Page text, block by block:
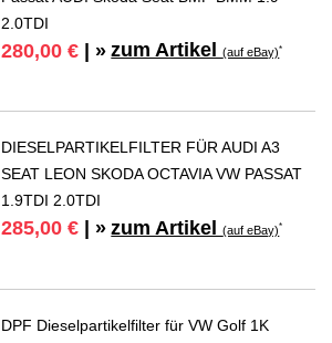
2.0TDI
280,00 € | » zum Artikel(auf eBay)*
DIESELPARTIKELFILTER FÜR AUDI A3
SEAT LEON SKODA OCTAVIA VW PASSAT
1.9TDI 2.0TDI
285,00 € | » zum Artikel(auf eBay)*
DPF Dieselpartikelfilter für VW Golf 1K